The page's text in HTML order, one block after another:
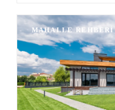
MAHALLE REHBERI